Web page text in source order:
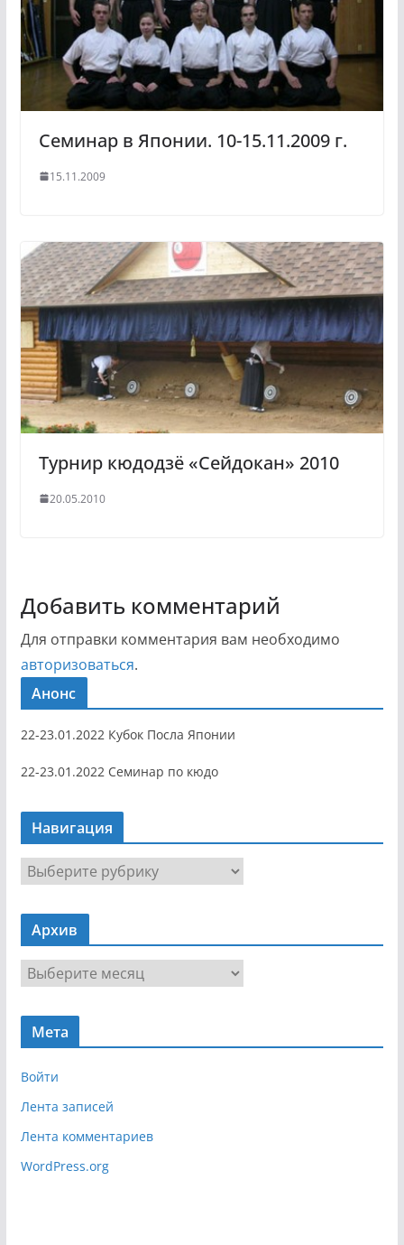
Семинар в Японии. 10-15.11.2009 г.
15.11.2009
Турнир кюдодзё «Сейдокан» 2010
20.05.2010
Добавить комментарий
Для отправки комментария вам необходимо
авторизоваться.
Анонс
22-23.01.2022 Кубок Посла Японии
22-23.01.2022 Семинар по кюдо
Навигация
Н
а
в
г
я
Архив
р
х
Мета
Войти
Лента записей
Лента комментариев
WordPress.org